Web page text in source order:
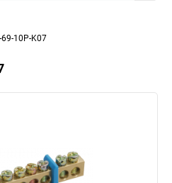
69-10P-K07